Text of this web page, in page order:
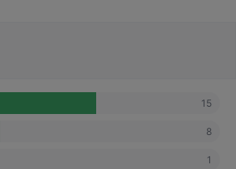
15
8
1